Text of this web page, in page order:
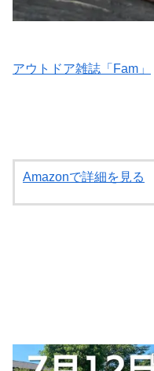
アウトドア雑誌「Fam」
Amazonで詳細を見る